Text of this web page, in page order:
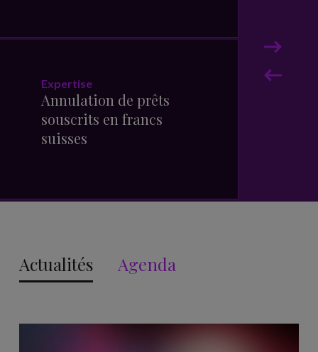
Expertise
Annulation de prêts
souscrits en francs
suisses
Actualités Agenda